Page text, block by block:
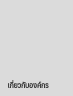
เกี่ยวกับองค์กร